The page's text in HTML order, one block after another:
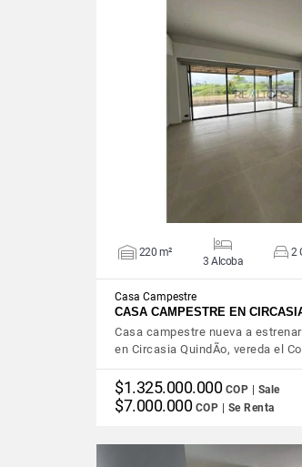
VIEW DETAILS
220 m²
3 Alcoba
2
Casa Campestre
CASA CAMPESTRE EN
Casa campestre nueva a
en Circasia QuindÃ­o, vereda el
$1.325.000.000 COP | Sale
$7.000.000 COP | Se Renta